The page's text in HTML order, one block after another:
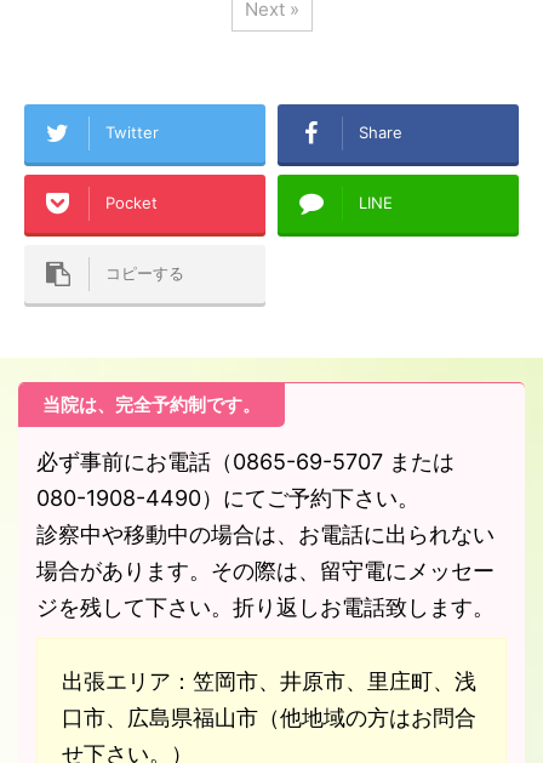
Next »
Twitter Share
Pocket LINE
コピーする
当院は、完全予約制です。
必ず事前にお電話（0865-69-5707 または
080-1908-4490）にてご予約下さい。
診察中や移動中の場合は、お電話に出られない
場合があります。その際は、留守電にメッセー
ジを残して下さい。折り返しお電話致します。
出張エリア：笠岡市、井原市、里庄町、浅
口市、広島県福山市（他地域の方はお問合
せ下さい。）